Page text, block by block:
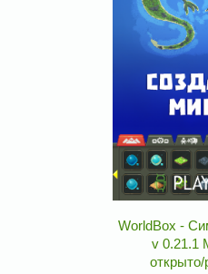
WorldBox -
v 0.21.1